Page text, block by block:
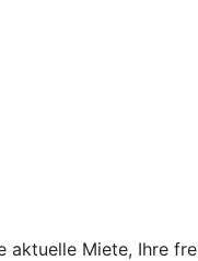
Miete, Ihre